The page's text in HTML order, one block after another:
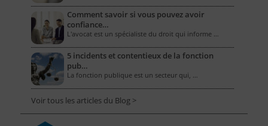
Comment savoir si vous pouvez avoir
confiance…
L'avocat est un spécialiste du droit qui informe …
5 incidents et contentieux de la fonction
pub…
La fonction publique est un secteur qui, …
Voir tous les articles du Blog >